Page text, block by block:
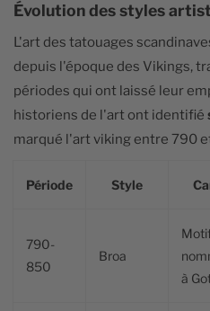
Évolution des styles
L'art des tatouages
depuis l'époque des Vikings,
périodes qui ont laissé leur
historiens de l'art ont identifié
marqué l'art viking entre 790
Période Style
790-
850
Broa
à